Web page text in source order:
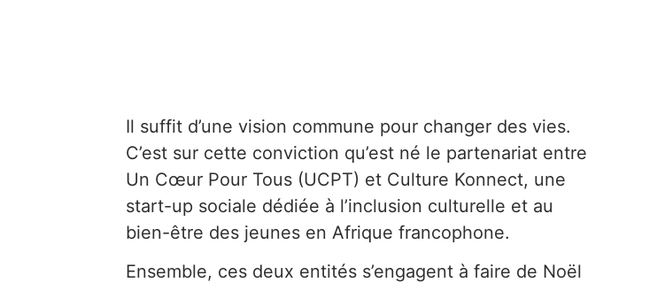
Il suffit d’une vision commune pour changer des vies.
C’est sur cette conviction qu’est né le partenariat entre
Un Cœur Pour Tous (UCPT) et Culture Konnect, une
start-up sociale dédiée à l’inclusion culturelle et au
bien-être des jeunes en Afrique francophone.
Ensemble, ces deux entités s’engagent à faire de Noël